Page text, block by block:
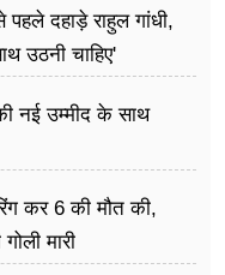
दहाड़े राहुल गांधी,
उठनी चाहिए'
नई उम्मीद के साथ
कर 6 की मौत की,
मारी